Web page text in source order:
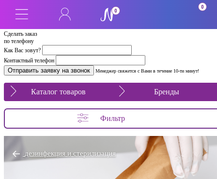
Сделать заказ
по телефону
Как Вас зовут?
Контактный телефон
Менеджер свяжется с Вами в течение 10-ти минут!
0
0
Каталог товаров Бренды
Фильтр
дезинфекция и стерилизация